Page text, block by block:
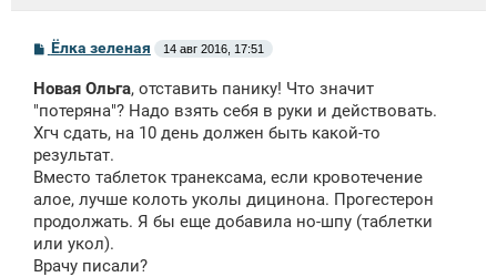
С
б
щ
н
и
Ёлка зеленая 14 авг 2016, 17:51
Новая Ольга, отставить панику! Что значит
"потеряна"? Надо взять себя в руки и действовать.
Хгч сдать, на 10 день должен быть какой-то
результат.
Вместо таблеток транексама, если кровотечение
алое, лучше колоть уколы дицинона. Прогестерон
продолжать. Я бы еще добавила но-шпу (таблетки
или укол).
Врачу писали?